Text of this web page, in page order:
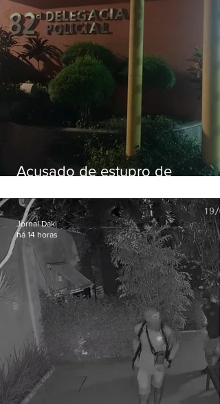
Acusado de estupro de
Jornal Daki
há 14 horas